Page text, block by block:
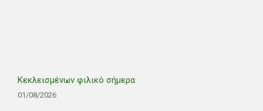
Κεκλεισμένων φιλικό σήμερα
01/08/2026